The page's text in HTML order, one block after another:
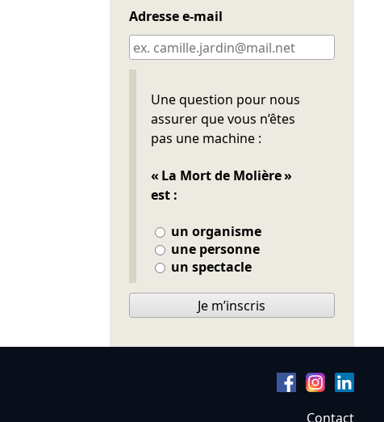
Adresse e-mail
Une question pour nous
assurer que vous n’êtes
pas une machine :
« La Mort de Molière »
est :
un organisme
une personne
un spectacle
Ne pas remplir
Je m’inscris
Contact